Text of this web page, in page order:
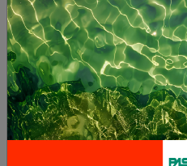
Methodologies
SEV SEH
POLARISATION INDUITE (PI)
TOMOGRAPHIE ÉLECTRIQUE